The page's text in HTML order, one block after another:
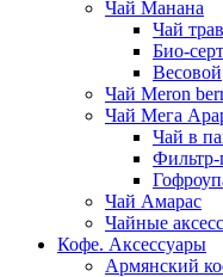
Чай Манана
Чай
Био-
Весовой
Чай Meron
Чай Мега
Чай в
Фильтр-
Чай Амарас
Чайные
Кофе. Аксессуары
Армянский